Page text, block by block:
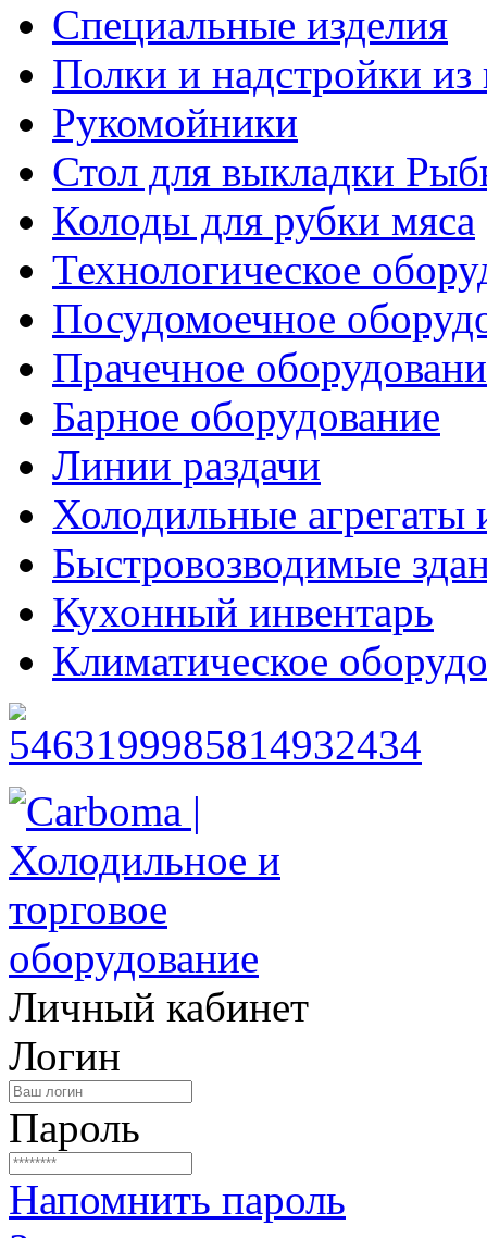
Специальные изделия
Полки и надстройки из
Рукомойники
Стол для выкладки
Колоды для рубки мяса
Технологическое
Посудомоечное
Прачечное
Барное оборудование
Линии раздачи
Холодильные агрегаты
Быстровозводимые
Кухонный инвентарь
Климатическое
Личный кабинет
Логин
Пароль
Напомнить пароль